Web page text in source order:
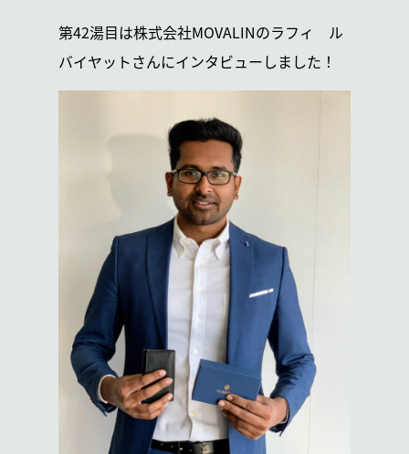
第42湯目は株式会社MOVALINのラフィ ル
バイヤットさんにインタビューしました！